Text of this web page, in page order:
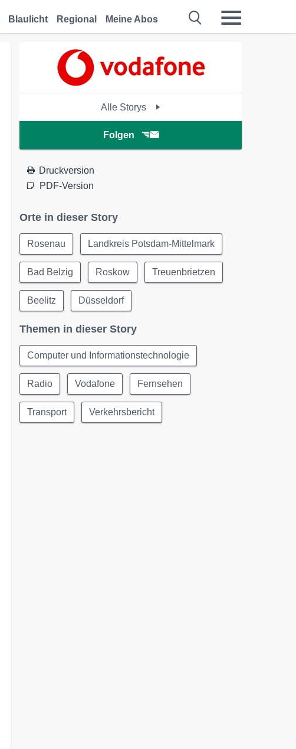
Blaulicht Regional Meine Abos
Alle Storys
Folgen
Druckversion
PDF-Version
Orte in dieser Story
Rosenau Landkreis Potsdam-Mittelmark
Bad Belzig Roskow Treuenbrietzen
Beelitz Düsseldorf
Themen in dieser Story
Computer und Informationstechnologie
Radio Vodafone Fernsehen
Transport Verkehrsbericht